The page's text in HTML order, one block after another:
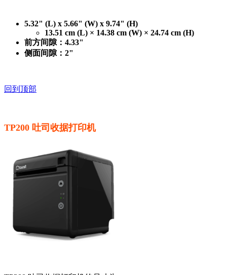
5.32" (L) x 5.66" (W) x 9.74" (H)
13.51 cm (L) × 14.38 cm (W) × 24.74 cm (H)
前方间隙：4.33"
侧面间隙：2"
回到顶部
TP200 吐司收据打印机